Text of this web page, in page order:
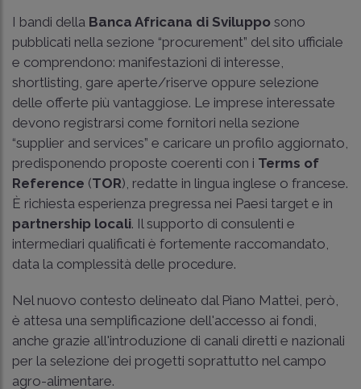
I bandi della Banca Africana di Sviluppo sono
pubblicati nella sezione “procurement” del sito ufficiale
e comprendono: manifestazioni di interesse,
shortlisting, gare aperte/riserve oppure selezione
delle offerte più vantaggiose. Le imprese interessate
devono registrarsi come fornitori nella sezione
“supplier and services” e caricare un profilo aggiornato,
predisponendo proposte coerenti con i Terms of
Reference (TOR), redatte in lingua inglese o francese.
È richiesta esperienza pregressa nei Paesi target e in
partnership locali. Il supporto di consulenti e
intermediari qualificati è fortemente raccomandato,
data la complessità delle procedure.
Nel nuovo contesto delineato dal Piano Mattei, però,
è attesa una semplificazione dell'accesso ai fondi,
anche grazie all'introduzione di canali diretti e nazionali
per la selezione dei progetti soprattutto nel campo
agro-alimentare.